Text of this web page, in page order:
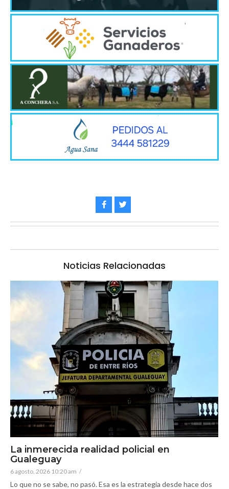
Noticias Relacionadas
La inmerecida realidad policial en
Gualeguay
6 agosto, 2026 10:20 am /
Lo que no se sabe, no pasó. Esa es la estrategia desde hace dos